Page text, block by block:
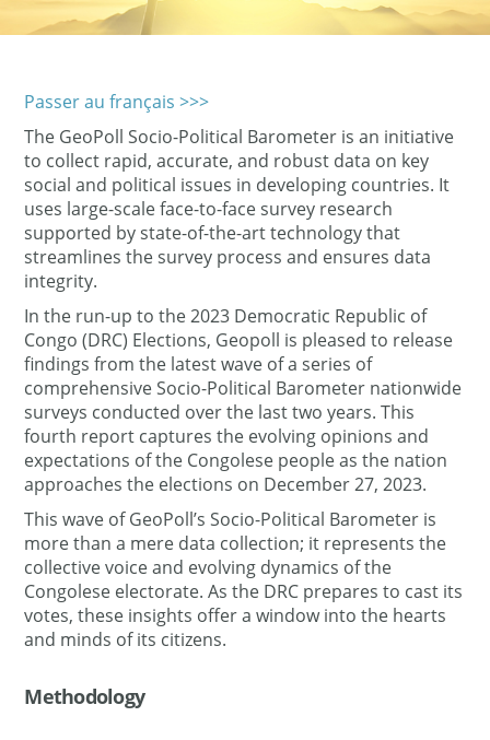
Passer au français >>>
The GeoPoll Socio-Political Barometer is an initiative
to collect rapid, accurate, and robust data on key
social and political issues in developing countries. It
uses large-scale face-to-face survey research
supported by state-of-the-art technology that
streamlines the survey process and ensures data
integrity.
In the run-up to the 2023 Democratic Republic of
Congo (DRC) Elections, Geopoll is pleased to release
findings from the latest wave of a series of
comprehensive Socio-Political Barometer nationwide
surveys conducted over the last two years. This
fourth report captures the evolving opinions and
expectations of the Congolese people as the nation
approaches the elections on December 27, 2023.
This wave of GeoPoll’s Socio-Political Barometer is
more than a mere data collection; it represents the
collective voice and evolving dynamics of the
Congolese electorate. As the DRC prepares to cast its
votes, these insights offer a window into the hearts
and minds of its citizens.
Methodology